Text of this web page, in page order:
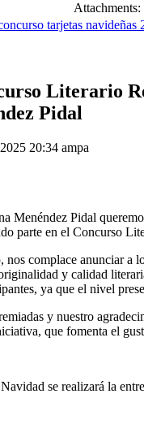
Attachments:
Literario
Pidal
20:34 ampa
Menéndez Pidal
parte en el Concurso
nos complace anunciar a
y calidad
ya que el nivel
y nuestro
que fomenta el
se realizará la